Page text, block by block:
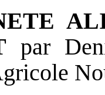
par